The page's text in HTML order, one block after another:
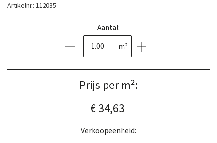
Artikelnr.: 112035
Aantal:
m²
Prijs per m²:
€ 34,63
Verkoopeenheid: